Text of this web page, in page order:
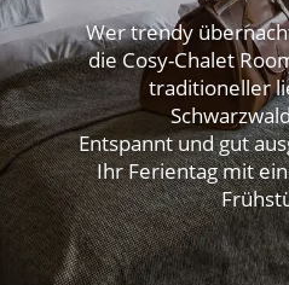
Wer trendy
die Cosy-Chalet
traditioneller
Entspannt und gut
Ihr Ferientag mit